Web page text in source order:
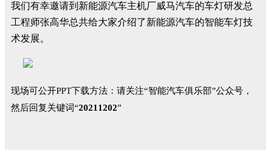
我们有幸邀请到新能源汽车主机厂威马汽车的车灯研发总
工程师张高华总共给大家介绍了新能源汽车的智能车灯技
术发展。
现场可公开PPT下载方法： 请关注“智能汽车俱乐部”公众号，
然后回复关键词“20211202”